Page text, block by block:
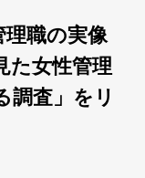
理職の実像
た女性管理
調査」をリ